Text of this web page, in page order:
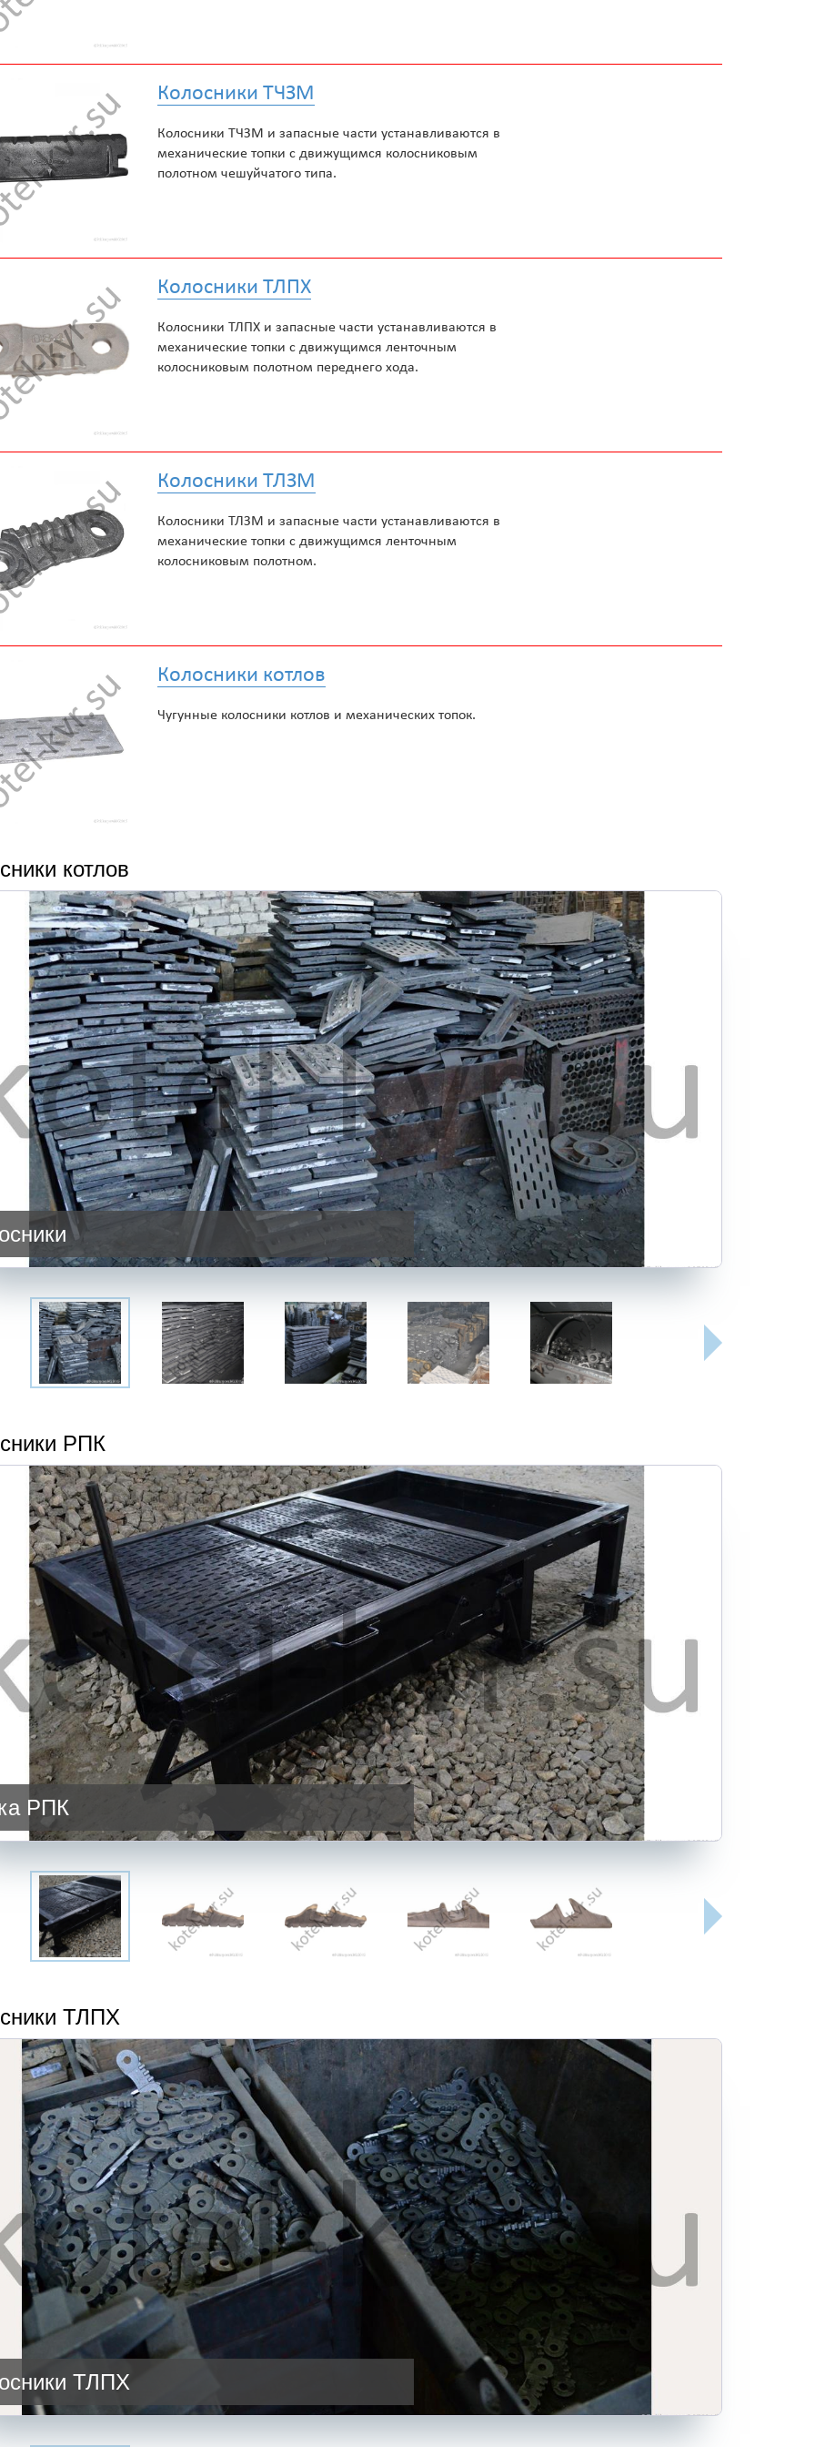
Колосники ТЧЗМ
Колосники ТЧЗМ и запасные части устанавливаются в
механические топки с движущимся колосниковым
полотном чешуйчатого типа.
Колосники ТЛПХ
Колосники ТЛПХ и запасные части устанавливаются в
механические топки с движущимся ленточным
колосниковым полотном переднего хода.
Колосники ТЛЗМ
Колосники ТЛЗМ и запасные части устанавливаются в
механические топки с движущимся ленточным
колосниковым полотном.
Колосники котлов
Чугунные колосники котлов и механических топок.
котлов
РПК
РПК
ТЛПХ
ТЛПХ